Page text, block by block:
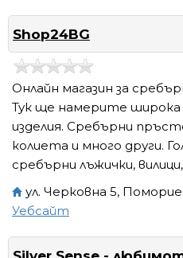
Shop24BG
Онлайн магазин за
Тук ще намерите
изделия. Сребърни
колиета и много други.
сребърни лъжички,
ул. Черковна 5, Поморие
Уебсайт